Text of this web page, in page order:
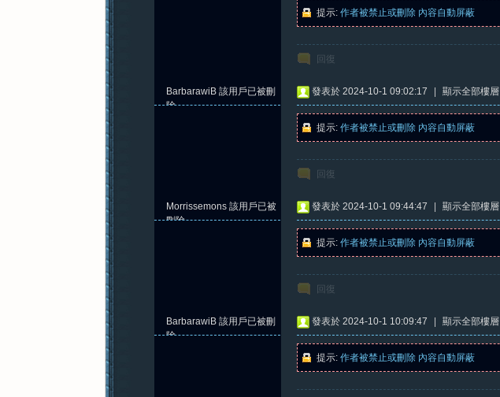
提示: 作者被禁止或刪除 內容自動屏蔽
回復
BarbarawiB 該用戶已被刪
除
發表於 2024-10-1 09:02:17 顯示全部樓層
提示: 作者被禁止或刪除 內容自動屏蔽
回復
Morrissemons 該用戶已被
刪除
發表於 2024-10-1 09:44:47 顯示全部樓層
提示: 作者被禁止或刪除 內容自動屏蔽
回復
BarbarawiB 該用戶已被刪
除
發表於 2024-10-1 10:09:47 顯示全部樓層
提示: 作者被禁止或刪除 內容自動屏蔽